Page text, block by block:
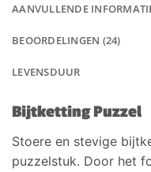
AANVULLENDE
BEOORDELINGEN (24)
LEVENSDUUR
Bijtketting Puzzel
Stoere en stevige
puzzelstuk. Door het